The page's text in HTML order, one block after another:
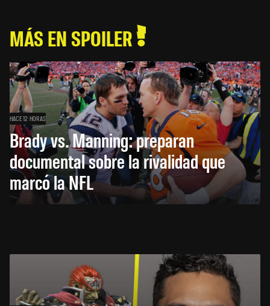
MÁS EN SPOILER
HACE 12 HORAS
Brady vs. Manning: preparan
documental sobre la rivalidad que
marcó la NFL